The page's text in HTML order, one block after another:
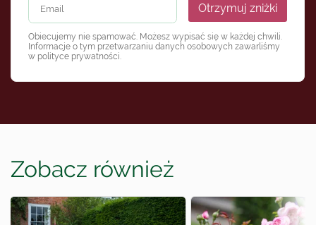
Otrzymuj zniżki
Obiecujemy nie spamować. Możesz wypisać się w każdej chwili.
Informacje o tym przetwarzaniu danych osobowych zawarliśmy
w polityce prywatności
Zobacz również